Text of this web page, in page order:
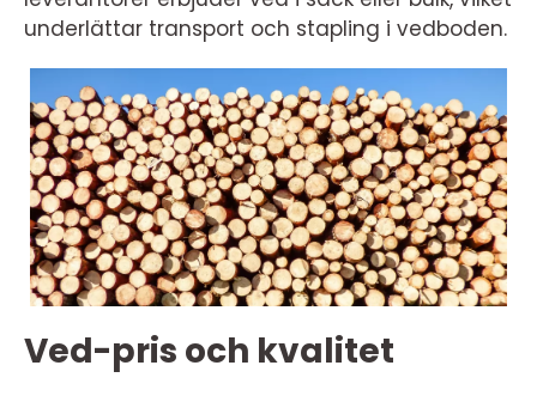
underlättar transport och stapling i vedboden.
Ved-pris och kvalitet